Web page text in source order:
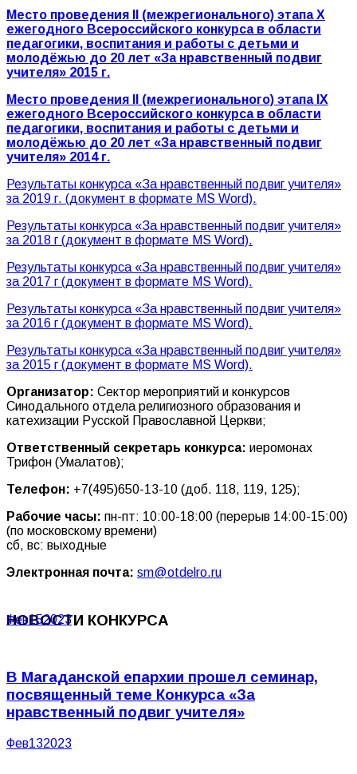
Место проведения
(межрегионального) этапа X
ежегодного Всероссийского конкурса в области
педагогики, воспитания и работы с детьми и
молодёжью до 20 лет «За нравственный подвиг
учителя» 2015 г.
Место проведения II (межрегионального) этапа IX
ежегодного Всероссийского конкурса в области
педагогики, воспитания и работы с детьми и
молодёжью до 20 лет «За нравственный подвиг
учителя» 2014 г.
Результаты конкурса «За нравственный подвиг учителя»
за 2019 г. (документ в формате MS Word).
Результаты конкурса «За нравственный подвиг учителя»
за 2018 г (документ в формате MS Word).
Результаты конкурса «За нравственный подвиг учителя»
за 2017 г (документ в формате MS Word).
Результаты конкурса «За нравственный подвиг учителя»
за 2016 г (документ в формате MS Word).
Результаты конкурса «За нравственный подвиг учителя»
за 2015 г (документ в формате MS Word).
Организатор: Сектор мероприятий и конкурсов
Синодального отдела религиозного образования и
катехизации Русской Православной Церкви;
Ответственный секретарь конкурса: иеромонах
Трифон (Умалатов);
Телефон: +7(495)650-13-10 (доб. 118, 119, 125);
Рабочие часы: пн-пт: 10:00-18:00 (перерыв 14:00-15:00)
(по московскому времени)
сб, вс: выходные
Электронная почта: sm@otdelro.ru
НОВОСТИ КОНКУРСА
Фев152023
В Магаданской епархии прошел семинар,
посвященный теме Конкурса «За
нравственный подвиг учителя»
Фев132023